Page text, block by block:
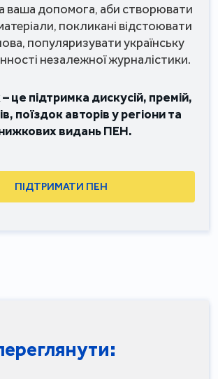
ваша допомога, аби створювати
покликані відстоювати
популяризувати українську
незалежної журналістики.
це підтримка дискусій, премій,
поїздок авторів у регіони та
видань ПЕН.
ПІДТРИМАТИ ПЕН